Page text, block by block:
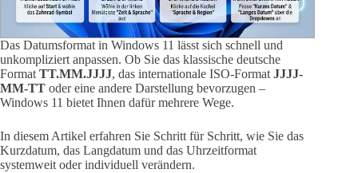
Das Datumsformat in Windows 11 lässt sich schnell und
unkompliziert anpassen. Ob Sie das klassische deutsche
Format TT.MM.JJJJ, das internationale ISO-Format JJJJ-
MM-TT oder eine andere Darstellung bevorzugen –
Windows 11 bietet Ihnen dafür mehrere Wege.
In diesem Artikel erfahren Sie Schritt für Schritt, wie Sie das
Kurzdatum, das Langdatum und das Uhrzeitformat
systemweit oder individuell verändern.